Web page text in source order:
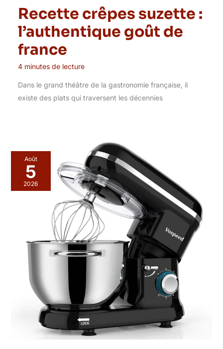
Recette crêpes suzette :
l’authentique goût de
france
4 minutes de lecture
Dans le grand théâtre de la gastronomie française, il
existe des plats qui traversent les décennies
Août
5
2026